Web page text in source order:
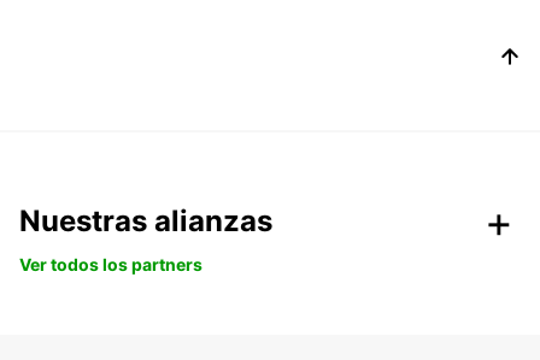
Nuestras alianzas
Ver todos los partners